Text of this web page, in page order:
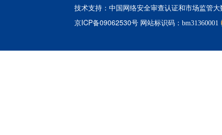
技术支持： 中国网络安全审查认证和市场监管
京ICP备09062530号 网站标识码：bm31360001